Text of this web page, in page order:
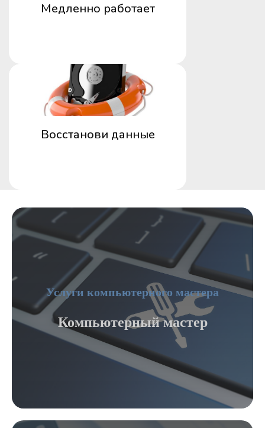
Медленно работает
Восстанови данные
Услуги компьютерного мастера
Компьютерный мастер